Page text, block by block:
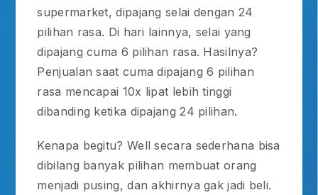
supermarket, dipajang selai dengan 24
pilihan rasa. Di hari lainnya, selai yang
dipajang cuma 6 pilihan rasa. Hasilnya?
Penjualan saat cuma dipajang 6 pilihan
rasa mencapai 10x lipat lebih tinggi
dibanding ketika dipajang 24 pilihan.
Kenapa begitu? Well secara sederhana bisa
dibilang banyak pilihan membuat orang
menjadi pusing, dan akhirnya gak jadi beli.